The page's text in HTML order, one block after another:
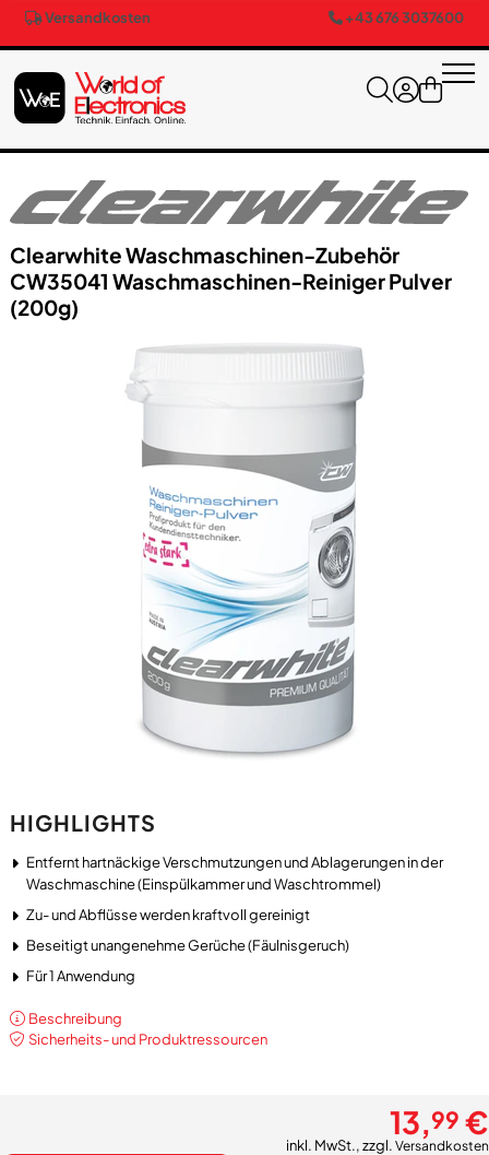
Versandkosten +43 676 3037600
Clearwhite Waschmaschinen-Zubehör
CW35041 Waschmaschinen-Reiniger Pulver
(200g)
HIGHLIGHTS
Entfernt hartnäckige Verschmutzungen und Ablagerungen in der
Waschmaschine (Einspülkammer und Waschtrommel)
Zu- und Abflüsse werden kraftvoll gereinigt
Beseitigt unangenehme Gerüche (Fäulnisgeruch)
Für 1 Anwendung
Beschreibung
Sicherheits- und Produktressourcen
13,99 €
inkl. MwSt., zzgl. Versandkosten